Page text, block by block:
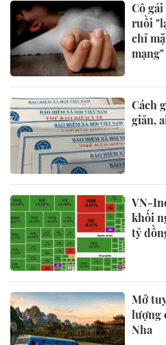
Cô
ruồi
chỉ
mạng"
Cách
giản,
VN-
khối
tỷ
Mở
lượng
Nha